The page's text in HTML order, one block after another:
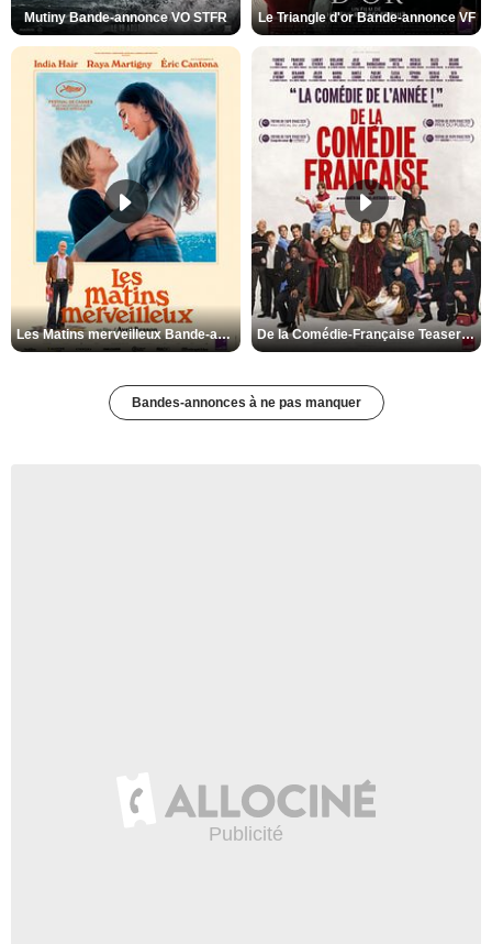
Mutiny Bande-annonce VO STFR Le Triangle d'or Bande-annonce VF
Les Matins merveilleux Bande-annonce VF De la Comédie-Française Teaser VF
Bandes-annonces à ne pas manquer